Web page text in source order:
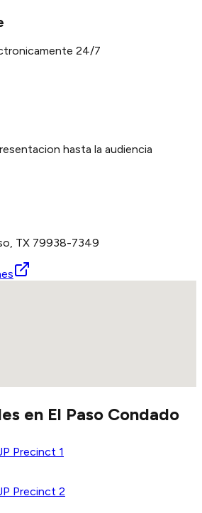
24/7
hasta la audiencia
TX 79938-7349
en El Paso Condado
Precinct 1
Precinct 2